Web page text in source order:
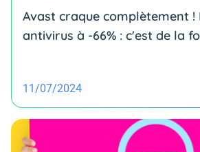
Avast craque complètement !
antivirus à -66% : c'est de la
11/07/2024